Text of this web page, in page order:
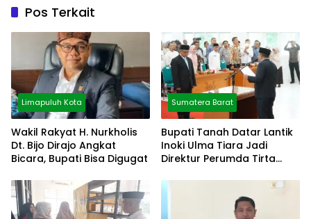
Pos Terkait
Limapuluh Kota
Wakil Rakyat H. Nurkholis
Dt. Bijo Dirajo Angkat
Bicara, Bupati Bisa Digugat
Sumatera Barat
Bupati Tanah Datar Lantik
Inoki Ulma Tiara Jadi
Direktur Perumda Tirta